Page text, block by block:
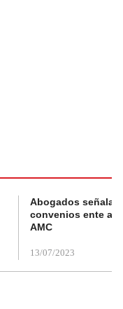
Abogados
convenios ente
AMC
13/07/2023